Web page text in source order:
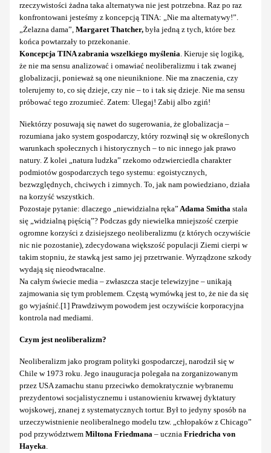
rzeczywistości żadna taka alternatywa nie jest potrzebna. Raz po raz
konfrontowani jesteśmy z koncepcją TINA: „Nie ma alternatywy!”.
„Żelazna dama”, Margaret Thatcher, była jedną z tych, które bez
końca powtarzały to przekonanie.
Koncepcja TINA zabrania wszelkiego myślenia. Kieruje się logiką,
że nie ma sensu analizować i omawiać neoliberalizmu i tak zwanej
globalizacji, ponieważ są one nieuniknione. Nie ma znaczenia, czy
tolerujemy to, co się dzieje, czy nie – to i tak się dzieje. Nie ma sensu
próbować tego zrozumieć. Zatem: Ulegaj! Zabij albo zgiń!
Niektórzy posuwają się nawet do sugerowania, że globalizacja –
rozumiana jako system gospodarczy, który rozwinął się w określonych
warunkach społecznych i historycznych – to nic innego jak prawo
natury. Z kolei „natura ludzka” rzekomo odzwierciedla charakter
podmiotów gospodarczych tego systemu: egoistycznych,
bezwzględnych, chciwych i zimnych. To, jak nam powiedziano, działa
na korzyść wszystkich.
Pozostaje pytanie: dlaczego „niewidzialna ręka” Adama Smitha stała
się „widzialną pięścią”? Podczas gdy niewielka mniejszość czerpie
ogromne korzyści z dzisiejszego neoliberalizmu (z których oczywiście
nic nie pozostanie), zdecydowana większość populacji Ziemi cierpi w
takim stopniu, że stawką jest samo jej przetrwanie. Wyrządzone szkody
wydają się nieodwracalne.
Na całym świecie media – zwłaszcza stacje telewizyjne – unikają
zajmowania się tym problemem. Częstą wymówką jest to, że nie da się
go wyjaśnić.[1] Prawdziwym powodem jest oczywiście korporacyjna
kontrola nad mediami.
Czym jest neoliberalizm?
Neoliberalizm jako program polityki gospodarczej, narodził się w
Chile w 1973 roku. Jego inauguracja polegała na zorganizowanym
przez USA zamachu stanu przeciwko demokratycznie wybranemu
prezydentowi socjalistycznemu i ustanowieniu krwawej dyktatury
wojskowej, znanej z systematycznych tortur. Był to jedyny sposób na
urzeczywistnienie neoliberalnego modelu tzw. „chłopaków z Chicago”
pod przywództwem Miltona Friedmana – ucznia Friedricha von
Hayeka.